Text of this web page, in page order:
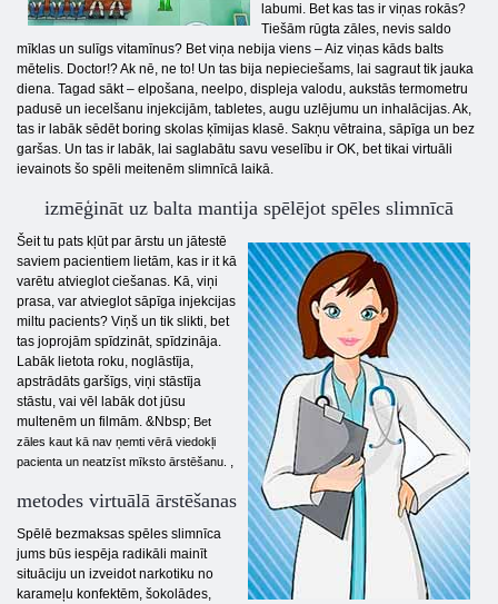
labumi. Bet kas tas ir viņas rokās?
Tiešām rūgta zāles, nevis saldo
mīklas un sulīgs vitamīnus? Bet viņa nebija viens – Aiz viņas kāds balts
mētelis. Doctor!? Ak nē, ne to! Un tas bija nepieciešams, lai sagraut tik jauka
diena. Tagad sākt – elpošana, neelpo, displeja valodu, aukstās termometru
padusē un iecelšanu injekcijām, tabletes, augu uzlējumu un inhalācijas. Ak,
tas ir labāk sēdēt boring skolas ķīmijas klasē. Sakņu vētraina, sāpīga un bez
garšas. Un tas ir labāk, lai saglabātu savu veselību ir OK, bet tikai virtuāli
ievainots šo spēli meitenēm slimnīcā laikā.
izmēģināt uz balta mantija spēlējot spēles slimnīcā
Šeit tu pats kļūt par ārstu un jātestē
saviem pacientiem lietām, kas ir it kā
varētu atvieglot ciešanas. Kā, viņi
prasa, var atvieglot sāpīga injekcijas
miltu pacients? Viņš un tik slikti, bet
tas joprojām spīdzināt, spīdzināja.
Labāk lietota roku, noglāstīja,
apstrādāts garšīgs, viņi stāstīja
stāstu, vai vēl labāk dot jūsu
multenēm un filmām. &Nbsp; Bet
zāles kaut kā nav ņemti vērā viedokļi
pacienta un neatzīst mīksto ārstēšanu. ,
metodes virtuālā ārstēšanas
Spēlē bezmaksas spēles slimnīca
jums būs iespēja radikāli mainīt
situāciju un izveidot narkotiku no
karameļu konfektēm, šokolādes,